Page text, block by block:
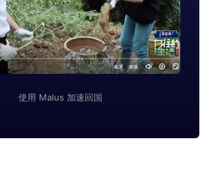
使用 Malus 加速回国